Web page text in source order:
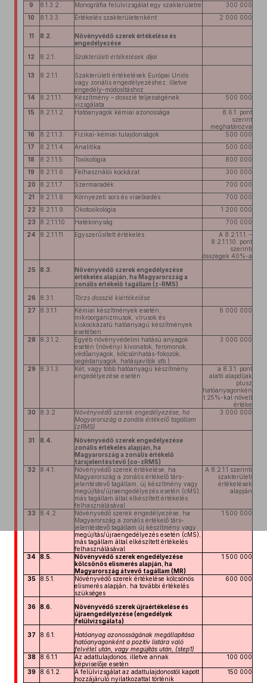
9
8.1.3.2. Monográfia felülvizsgálat egy szakterületre
300 000
10
8.1.3.3. Értékelés szakterületenként 2 000 000
11 8.2.
Növényvédő szerek értékelése és
engedélyezése
12
8.2.1. Szakterületi értékelések díjai
13 8.2.1.1.
Szakterületi értékelések Európai Uniós
vagy zonális engedélyezéshez, illetve
engedély-módosításhoz
14
8.2.1.1.1.
Készítmény – dosszié teljességének
vizsgálata
500 000
15 8.2.1.1.2. Hatóanyagok kémiai azonossága
8.6.1. pont
szerint
meghatározva
16
8.2.1.1.3. Fizikai-kémiai tulajdonságok
500 000
17
8.2.1.1.4. Analitika
500 000
18
8.2.1.1.5. Toxikológia
800 000
19
8.2.1.1.6. Felhasználói kockázat
300 000
20
8.2.1.1.7. Szermaradék
700 000
21
8.2.1.1.8. Környezeti sors és viselkedés
700 000
22
8.2.1.1.9. Ökotoxikológia
1 200 000
23
8.2.1.1.10. Hatékonyság
700 000
24
8.2.1.1.11. Egyszerűsített értékelés
A 8.2.1.1.1. –
8.2.1.1.10. pont
szerinti
összegek 40%-a
25
8.3.
Növényvédő szerek engedélyezése
értékelés alapján, ha Magyarország a
zonális értékelő tagállam (z-RMS)
26
8.3.1.
Törzs dosszié kiértékelése
27
8.3.1.1.
Kémiai készítmények esetén,
mikroorganizmusok, vírusok és
kiskockázatú hatóanyagú készítmények
esetében
6 000 000
28 8.3.1.2.
Egyéb növényvédelmi hatású anyagok
esetén (növényi kivonatok, feromonok,
védőanyagok, kölcsönhatás-fokozók,
segédanyagok, hatásjavítók stb.)
3 000 000
29 8.3.1.3.
Két, vagy több hatóanyagú készítmény
engedélyezése esetén
a 8.3.1. pont
alatti alapdíjak
plusz
hatóanyagonkén
t 25%-kal növelt
értéke
30
8.3.2
Növényvédő szerek engedélyezése, ha
Magyarország a zonális értékelő tagállam
(zRMS)
3 000 000
31 8.4.
Növényvédő szerek engedélyezése
zonális értékelés alapján, ha
Magyarország a zonális értékelő
társjelentéstevő (co-zRMS)
32
8.4.1.
Növényvédő szerek értékelése, ha
Magyarország a zonális értékelő társ-
jelentéstevő tagállam, új készítmény vagy
megújítás/újraengedélyezés esetén (cMS),
más tagállam által elkészített értékelés
felhasználásával
A 8.2.1.1 szerinti
szakterületi
értékelések
alapján
33 8.4.2.
Növényvédő szerek engedélyezése, ha
Magyarország a zonális értékelő társ-
jelentéstevő tagállam új készítmény vagy
megújítás/újraengedélyezés esetén (cMS),
más tagállam által elkészített értékelés
felhasználásával
1 500 000
34 8.5.
Növényvédő szerek engedélyezése
kölcsönös elismerés alapján, ha
Magyarország átvevő tagállam (MR)
1 500 000
35 8.5.1.
Növényvédő szerek értékelése kölcsönös
elismerés alapján, ha további értékelés
szükséges
600 000
36 8.6.
Növényvédő szerek újraértékelése és
újraengedélyezése (engedélyek
felülvizsgálata)
37
8.6.1.
Hatóanyag azonosságának megállapítása
hatóanyagonként a pozitív listára való
felvétel után, vagy megújítás után, (step1)
38
8.6.1.1
Az adattulajdonos, illetve annak
képviselője esetén
100 000
39 8.6.1.2.
A felülvizsgálat az adattulajdonostól kapott
hozzájáruló nyilatkozattal történik
150 000